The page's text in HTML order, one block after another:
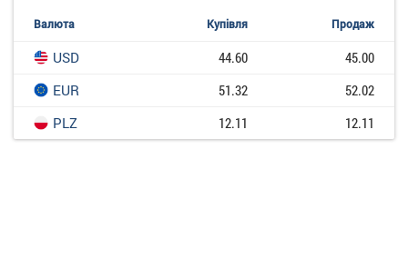
Валюта Купівля Продаж
USD 44.60
45.00
EUR
51.32
52.02
PLZ
12.11 12.11